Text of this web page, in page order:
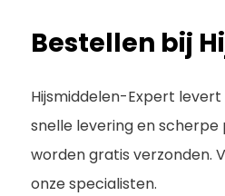
Bestellen bij
Hijsmiddelen-Expert
snelle levering en
worden gratis verzonden.
onze specialisten.